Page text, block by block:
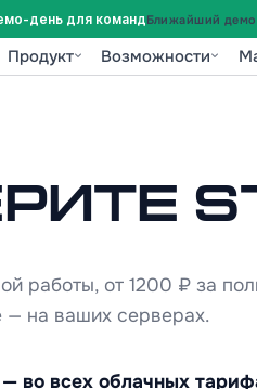
день для командБлижайший
Продукт Возможности
работы, от 1200 ₽ за
на ваших серверах.
во всех облачных